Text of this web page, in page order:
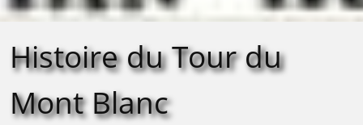
Histoire du Tour du
Mont Blanc